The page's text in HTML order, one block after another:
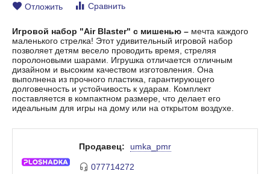
Отложить Сравнить
Игровой набор "Air Blaster" с мишенью – мечта каждого
маленького стрелка! Этот удивительный игровой набор
позволяет детям весело проводить время, стреляя
поролоновыми шарами. Игрушка отличается отличным
дизайном и высоким качеством изготовления. Она
выполнена из прочного пластика, гарантирующего
долговечность и устойчивость к ударам. Комплект
поставляется в компактном размере, что делает его
идеальным для игры на дому или на открытом воздухе.
Продавец: umka_pmr
077714272